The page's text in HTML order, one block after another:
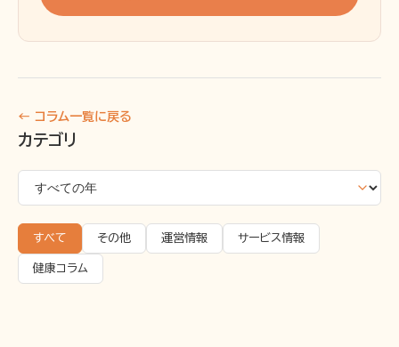
← コラム一覧に戻る
カテゴリ
すべて その他 運営情報 サービス情報
健康コラム